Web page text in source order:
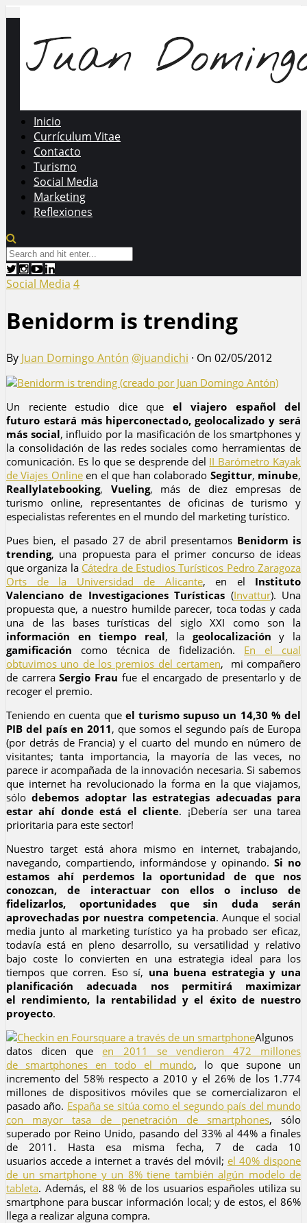
Inicio
Currículum Vitae
Contacto
Turismo
Social Media
Marketing
Reflexiones
Social Media 4
Benidorm is trending
By Juan Domingo Antón @juandichi · On 02/05/2012
Un reciente estudio dice que el viajero español del
futuro estará más hiperconectado, geolocalizado y será
más social, influido por la masificación de los smartphones y
la consolidación de las redes sociales como herramientas de
comunicación. Es lo que se desprende del II Barómetro Kayak
de Viajes Onlineen el que han colaborado Segittur, minube,
Reallylatebooking, Vueling, más de diez empresas de
turismo online, representantes de oficinas de turismo y
especialistas referentes en el mundo del marketing turístico.
Pues bien, el pasado 27 de abril presentamos Benidorm is
trending, una propuesta para el primer concurso de ideas
que organiza la Cátedra de Estudios Turísticos Pedro Zaragoza
Orts de la Universidad de Alicante, en el Instituto
Valenciano de Investigaciones Turísticas (Invattur). Una
propuesta que, a nuestro humilde parecer, toca todas y cada
una de las bases turísticas del siglo XXI como son la
información en tiempo real, la geolocalización y la
gamificación como técnica de fidelización. En el cual
obtuvimos uno de los premios del certamen, mi compañero
de carreraSergio Frau fue el encargado de presentarlo y de
recoger el premio.
Teniendo en cuenta que el turismo supuso un 14,30 % del
PIB del país en 2011, que somos el segundo país de Europa
(por detrás de Francia) y el cuarto del mundo en número de
visitantes; tanta importancia, la mayoría de las veces, no
parece ir acompañada de la innovación necesaria. Si sabemos
que internet ha revolucionado la forma en la que viajamos,
sólodebemos adoptar las estrategias adecuadas para
estar ahí donde está el cliente. ¡Debería ser una tarea
prioritaria para este sector!
Nuestro target está ahora mismo en internet, trabajando,
navegando, compartiendo, informándose y opinando. Si no
estamos ahí perdemos la oportunidad de que nos
conozcan, de interactuar con ellos o incluso de
fidelizarlos, oportunidades que sin duda serán
aprovechadas por nuestra competencia. Aunque el social
media junto al marketing turístico ya ha probado ser eficaz,
todavía está en pleno desarrollo, su versatilidad y relativo
bajo coste lo convierten en una estrategia ideal para los
tiempos que corren. Eso sí, una buena estrategia y una
planificación adecuada nos permitirá maximizar
el rendimiento, la rentabilidad y el éxito de nuestro
proyecto.
Algunos
datos dicen queen 2011 se vendieron 472 millones
de smartphones en todo el mundo, lo que supone un
incremento del 58% respecto a 2010 y el 26% de los 1.774
millones de dispositivos móviles que se comercializaron el
pasado año. España se sitúa como el segundo país del mundo
con mayor tasa de penetración de smartphones, sólo
superado por Reino Unido, pasando del 33% al 44% a finales
de 2011. Hasta esa misma fecha, 7 de cada 10
usuarios accede a internet a través del móvil; el 40% dispone
de un smartphone y un 8% tiene también algún modelo de
tableta. Además, el 88 % de los usuarios españoles utiliza su
smartphone para buscar información local; y de estos, el 86%
llega a realizar alguna compra.